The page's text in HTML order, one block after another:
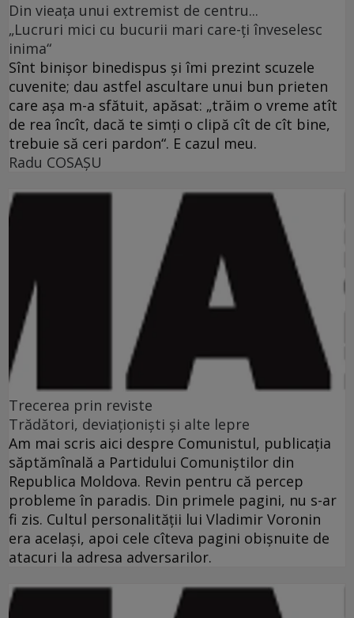
Din vieaţa unui extremist de centru...
„Lucruri mici cu bucurii mari care-ţi înveselesc
inima“
Sînt binişor binedispus şi îmi prezint scuzele
cuvenite; dau astfel ascultare unui bun prieten
care aşa m-a sfătuit, apăsat: „trăim o vreme atît
de rea încît, dacă te simţi o clipă cît de cît bine,
trebuie să ceri pardon“. E cazul meu.
Radu COSAŞU
Trecerea prin reviste
Trădători, deviaţionişti şi alte lepre
Am mai scris aici despre Comunistul, publicaţia
săptămînală a Partidului Comuniştilor din
Republica Moldova. Revin pentru că percep
probleme în paradis. Din primele pagini, nu s-ar
fi zis. Cultul personalităţii lui Vladimir Voronin
era acelaşi, apoi cele cîteva pagini obişnuite de
atacuri la adresa adversarilor.